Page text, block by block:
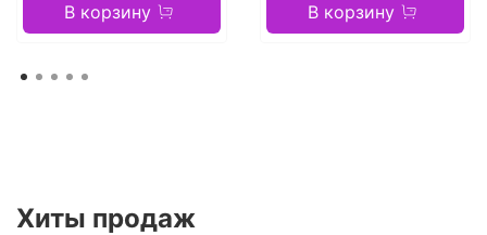
В корзину В корзину
Хиты продаж